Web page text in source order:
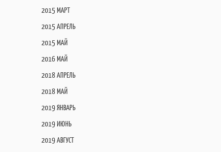
2015 МАРТ
2015 АПРЕЛЬ
2015 МАЙ
2016 МАЙ
2018 АПРЕЛЬ
2018 МАЙ
2019 ЯНВАРЬ
2019 ИЮНЬ
2019 АВГУСТ